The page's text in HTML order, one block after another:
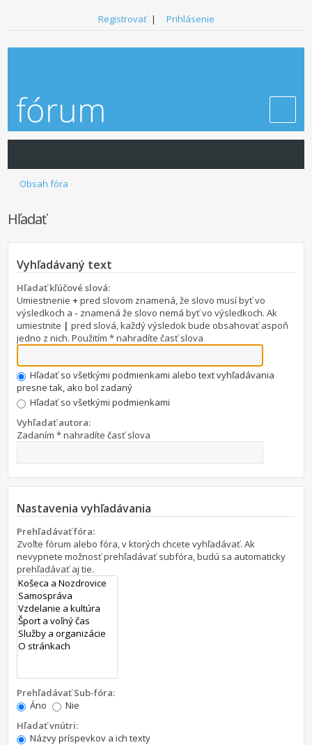
Registrovať| Prihlásenie
Obsah fóra
Hľadať
Vyhľadávaný text
Hľadať kľúčové slová:
Umiestnenie + pred slovom znamená, že slovo musí byť vo
výsledkoch a - znamená že slovo nemá byť vo výsledkoch. Ak
umiestnite | pred slová, každý výsledok bude obsahovať aspoň
jedno z nich. Použitím * nahradíte časť slova
Hľadať so všetkými podmienkami alebo text vyhľadávania
presne tak, ako bol zadaný
Hľadať so všetkými podmienkami
Vyhľadať autora:
Zadaním * nahradíte časť slova
Nastavenia vyhľadávania
Prehľadávať fóra:
Zvoľte fórum alebo fóra, v ktorých chcete vyhľadávať. Ak
nevypnete možnosť prehľadávať subfóra, budú sa automaticky
prehľadávať aj tie.
Prehľadávať Sub-fóra:
Áno
Nie
Hľadať vnútri:
Názvy príspevkov a ich texty